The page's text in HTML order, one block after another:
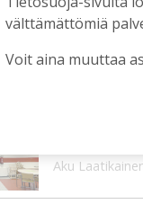
Aku
välttämättömiä
Voit aina muuttaa